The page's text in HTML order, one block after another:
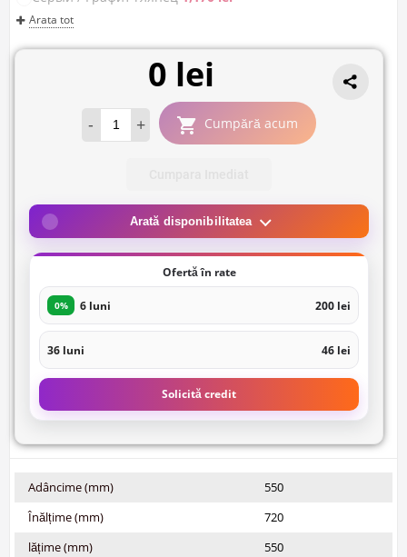
Arata tot
0 lei
- + Cumpără acum
Arată disponibilitatea
Ofertă în rate
0% 6 luni 200 lei
36 luni 46 lei
Solicită credit
Adâncime (mm)
550
Înălțime (mm)
720
lățime (mm)
550